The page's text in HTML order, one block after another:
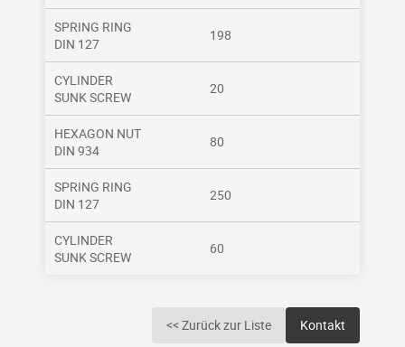
SPRING RING
DIN 127
198
CYLINDER
SUNK SCREW
20
HEXAGON NUT
DIN 934
80
SPRING RING
DIN 127
250
CYLINDER
SUNK SCREW
60
<< Zurück zur Liste Kontakt